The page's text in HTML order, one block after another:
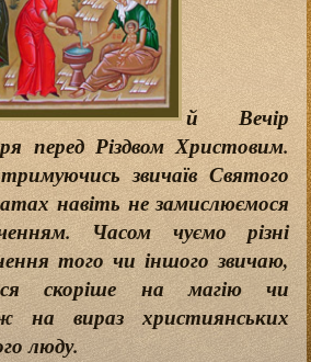
й Вечір
перед Різдвом Христовим.
звичаїв Святого
навіть не замислюємося
Часом чуємо різні
того чи іншого звичаю,
скоріше на магію чи
на вираз християнських
люду.